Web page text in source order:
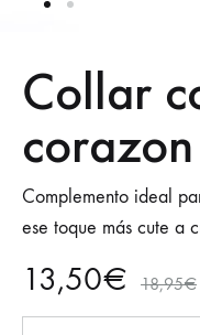
Collar
corazon
Complemento ideal
ese toque más cute a
13,50€ 18,95€